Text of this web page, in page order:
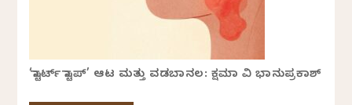
‘ಸ್ಟಾರ್ಟ್ ಸ್ಟಾಪ್’ ಆಟ ಮತ್ತು ವಡಬಾನಲ: ಕ್ಷಮಾ ವಿ ಭಾನುಪ್ರಕಾಶ್